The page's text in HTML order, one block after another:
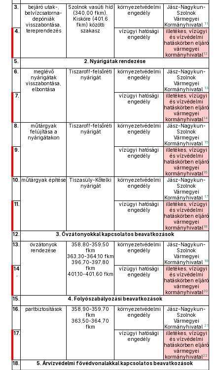
3.
bejáró utak-,
belvízcsatorna-
depóniák
visszabontása,
tereprendezés
Szolnok vasúti híd
(340,00 fkm),
Kisköre (401,6
fkm) közötti
szakasz
környezetvédelmi
engedély
Jász-Nagykun-
Szolnok
Vármegyei
Kormányhivatal 11
4.
vízügyi hatósági
engedély
illetékes, vízügyi
és vízvédelmi
hatáskörben eljáró
vármegyei
kormányhivatal 12
5.
2. Nyárigátak rendezése
6.
meglévő
nyárigátak
visszabontása,
elbontása
Tiszaroff-felsőréti
nyárigát
környezetvédelmi
engedély
Jász-Nagykun-
Szolnok
Vármegyei
Kormányhivatal 13
7.
vízügyi hatósági
engedély
illetékes, vízügyi
és vízvédelmi
hatáskörben eljáró
vármegyei
kormányhivatal 14
8.
műtárgyak
felújítása a
nyárigátakon
Tiszaroff-felsőréti
nyárigát
környezetvédelmi
engedély
Jász-Nagykun-
Szolnok
Vármegyei
Kormányhivatal 15
9.
vízügyi hatósági
engedély
illetékes, vízügyi
és vízvédelmi
hatáskörben eljáró
vármegyei
kormányhivatal 16
10. műtárgyak építése Tiszasüly-Kőtelki
nyárigát
környezetvédelmi
engedély
Jász-Nagykun-
Szolnok
Vármegyei
Kormányhivatal 17
11.
vízügyi hatósági
engedély
illetékes, vízügyi
és vízvédelmi
hatáskörben eljáró
vármegyei
kormányhivatal 18
12.
3. Övzátonyokkal kapcsolatos beavatkozások
13.
övzátonyok
rendezése
358,80-359,50
fkm
363,30-364,10 fkm
396,70-397,80
fkm
401,10-401,60 fkm
környezetvédelmi
engedély
Jász-Nagykun-
Szolnok
Vármegyei
Kormányhivatal 19
14
.
vízügyi hatósági
engedély
illetékes, vízügyi
és vízvédelmi
hatáskörben eljáró
vármegyei
kormányhivatal20
15.
4. Folyószabályozási beavatkozások
16.
partbiztosítások
358,90-359,70
fkm
363,50-364,70
fkm
környezetvédelmi
engedély
Jász-Nagykun-
Szolnok
Vármegyei
Kormányhivatal 21
17.
vízügyi hatósági
engedély
illetékes, vízügyi
és vízvédelmi
hatáskörben eljáró
vármegyei
kormányhivatal22
18.
5. Árvízvédelmi fővédvonalakkal kapcsolatos beavatkozások